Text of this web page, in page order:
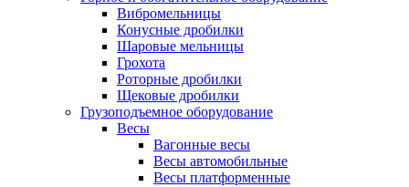
Вибромельницы
Конусные дробилки
Шаровые мельницы
Грохота
Роторные дробилки
Щековые дробилки
Грузоподъемное оборудование
Весы
Вагонные весы
Весы автомобильные
Весы платформенные